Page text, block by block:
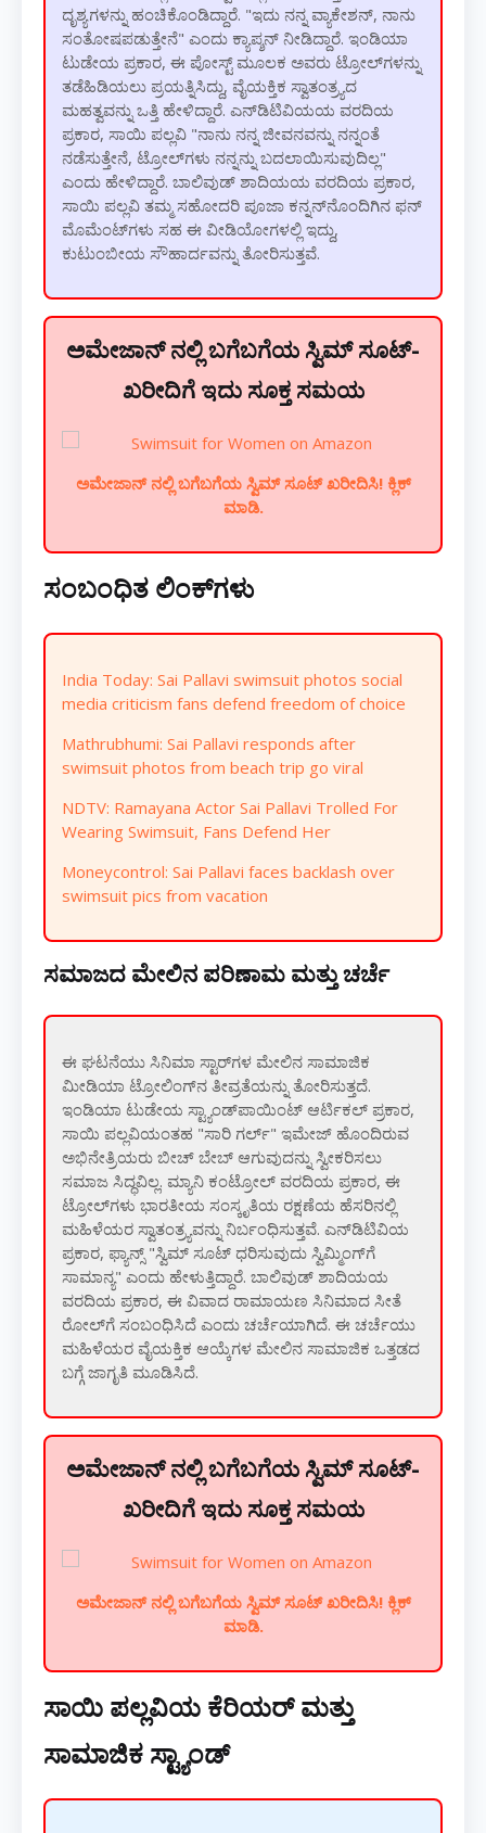
ದೃಶ್ಯಗಳನ್ನು ಹಂಚಿಕೊಂಡಿದ್ದಾರೆ. "ಇದು ನನ್ನ ವ್ಯಾಕೇಶನ್, ನಾನು
ಸಂತೋಷಪಡುತ್ತೇನೆ" ಎಂದು ಕ್ಯಾಪ್ಶನ್ ನೀಡಿದ್ದಾರೆ. ಇಂಡಿಯಾ
ಟುಡೇಯ ಪ್ರಕಾರ, ಈ ಪೋಸ್ಟ್ ಮೂಲಕ ಅವರು ಟ್ರೋಲ್‌ಗಳನ್ನು
ತಡೆಹಿಡಿಯಲು ಪ್ರಯತ್ನಿಸಿದ್ದು, ವೈಯಕ್ತಿಕ ಸ್ವಾತಂತ್ರ್ಯದ
ಮಹತ್ವವನ್ನು ಒತ್ತಿ ಹೇಳಿದ್ದಾರೆ. ಎನ್‌ಡಿಟಿವಿಯಯ ವರದಿಯ
ಪ್ರಕಾರ, ಸಾಯಿ ಪಲ್ಲವಿ "ನಾನು ನನ್ನ ಜೀವನವನ್ನು ನನ್ನಂತೆ
ನಡೆಸುತ್ತೇನೆ, ಟ್ರೋಲ್‌ಗಳು ನನ್ನನ್ನು ಬದಲಾಯಿಸುವುದಿಲ್ಲ"
ಎಂದು ಹೇಳಿದ್ದಾರೆ. ಬಾಲಿವುಡ್ ಶಾದಿಯಯ ವರದಿಯ ಪ್ರಕಾರ,
ಸಾಯಿ ಪಲ್ಲವಿ ತಮ್ಮ ಸಹೋದರಿ ಪೂಜಾ ಕನ್ನನ್‌ನೊಂದಿಗಿನ ಫನ್
ಮೊಮೆಂಟ್‌ಗಳು ಸಹ ಈ ವೀಡಿಯೋಗಳಲ್ಲಿ ಇದ್ದು,
ಕುಟುಂಬೀಯ ಸೌಹಾರ್ದವನ್ನು ತೋರಿಸುತ್ತವೆ.
ಅಮೇಜಾನ್ ನಲ್ಲಿ ಬಗೆಬಗೆಯ ಸ್ವಿಮ್ ಸೂಟ್-
ಖರೀದಿಗೆ ಇದು ಸೂಕ್ತ ಸಮಯ
ಅಮೇಜಾನ್ ನಲ್ಲಿ ಬಗೆಬಗೆಯ ಸ್ವಿಮ್ ಸೂಟ್ ಖರೀದಿಸಿ! ಕ್ಲಿಕ್
ಮಾಡಿ.
ಸಂಬಂಧಿತ ಲಿಂಕ್‌ಗಳು
India Today: Sai Pallavi swimsuit photos social
media criticism fans defend freedom of choice
Mathrubhumi: Sai Pallavi responds after
swimsuit photos from beach trip go viral
NDTV: Ramayana Actor Sai Pallavi Trolled For
Wearing Swimsuit, Fans Defend Her
Moneycontrol: Sai Pallavi faces backlash over
swimsuit pics from vacation
ಸಮಾಜದ ಮೇಲಿನ ಪರಿಣಾಮ ಮತ್ತು ಚರ್ಚೆ
ಈ ಘಟನೆಯು ಸಿನಿಮಾ ಸ್ಟಾರ್‌ಗಳ ಮೇಲಿನ ಸಾಮಾಜಿಕ
ಮೀಡಿಯಾ ಟ್ರೋಲಿಂಗ್‌ನ ತೀವ್ರತೆಯನ್ನು ತೋರಿಸುತ್ತದೆ.
ಇಂಡಿಯಾ ಟುಡೇಯ ಸ್ಟ್ಯಾಂಡ್‌ಪಾಯಿಂಟ್ ಆರ್ಟಿಕಲ್ ಪ್ರಕಾರ,
ಸಾಯಿ ಪಲ್ಲವಿಯಂತಹ "ಸಾರಿ ಗರ್ಲ್" ಇಮೇಜ್ ಹೊಂದಿರುವ
ಅಭಿನೇತ್ರಿಯರು ಬೀಚ್ ಬೇಬ್ ಆಗುವುದನ್ನು ಸ್ವೀಕರಿಸಲು
ಸಮಾಜ ಸಿದ್ಧವಿಲ್ಲ. ಮ್ಯಾನಿ ಕಂಟ್ರೋಲ್ ವರದಿಯ ಪ್ರಕಾರ, ಈ
ಟ್ರೋಲ್‌ಗಳು ಭಾರತೀಯ ಸಂಸ್ಕೃತಿಯ ರಕ್ಷಣೆಯ ಹೆಸರಿನಲ್ಲಿ
ಮಹಿಳೆಯರ ಸ್ವಾತಂತ್ರ್ಯವನ್ನು ನಿರ್ಬಂಧಿಸುತ್ತವೆ. ಎನ್‌ಡಿಟಿವಿಯ
ಪ್ರಕಾರ, ಫ್ಯಾನ್ಸ್ "ಸ್ವಿಮ್ ಸೂಟ್ ಧರಿಸುವುದು ಸ್ವಿಮ್ಮಿಂಗ್‌ಗೆ
ಸಾಮಾನ್ಯ" ಎಂದು ಹೇಳುತ್ತಿದ್ದಾರೆ. ಬಾಲಿವುಡ್ ಶಾದಿಯಯ
ವರದಿಯ ಪ್ರಕಾರ, ಈ ವಿವಾದ ರಾಮಾಯಣ ಸಿನಿಮಾದ ಸೀತೆ
ರೋಲ್‌ಗೆ ಸಂಬಂಧಿಸಿದೆ ಎಂದು ಚರ್ಚೆಯಾಗಿದೆ. ಈ ಚರ್ಚೆಯು
ಮಹಿಳೆಯರ ವೈಯಕ್ತಿಕ ಆಯ್ಕೆಗಳ ಮೇಲಿನ ಸಾಮಾಜಿಕ ಒತ್ತಡದ
ಬಗ್ಗೆ ಜಾಗೃತಿ ಮೂಡಿಸಿದೆ.
ಅಮೇಜಾನ್ ನಲ್ಲಿ ಬಗೆಬಗೆಯ ಸ್ವಿಮ್ ಸೂಟ್-
ಖರೀದಿಗೆ ಇದು ಸೂಕ್ತ ಸಮಯ
ಅಮೇಜಾನ್ ನಲ್ಲಿ ಬಗೆಬಗೆಯ ಸ್ವಿಮ್ ಸೂಟ್ ಖರೀದಿಸಿ! ಕ್ಲಿಕ್
ಮಾಡಿ.
ಸಾಯಿ ಪಲ್ಲವಿಯ ಕೆರಿಯರ್ ಮತ್ತು
ಸಾಮಾಜಿಕ ಸ್ಟ್ಯಾಂಡ್